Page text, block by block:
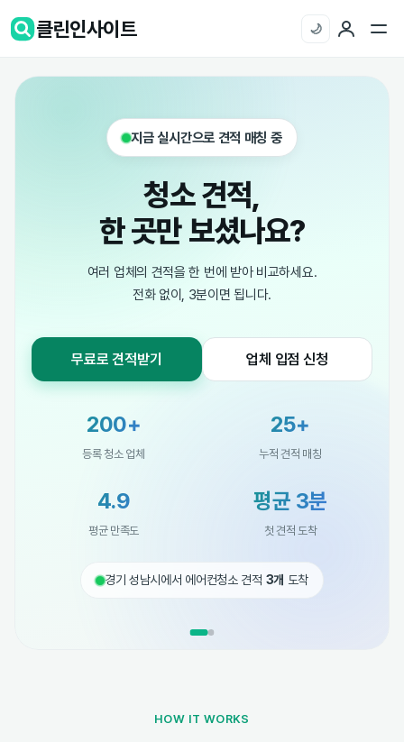
클린인사이트 🌙
지금 실시간으로 견적 매칭 중
청소 견적,
한 곳만 보셨나요?
여러 업체의 견적을 한 번에 받아 비교하세요.
전화 없이, 3분이면 됩니다.
경기 성남시에서 에어컨청소 견적 3개 도착
200+
등록 청소 업체
25+
누적 견적 매칭
4.9
평균 만족도
평균 3분
첫 견적 도착
무료로 견적받기 업체 입점 신청
HOW IT WORKS